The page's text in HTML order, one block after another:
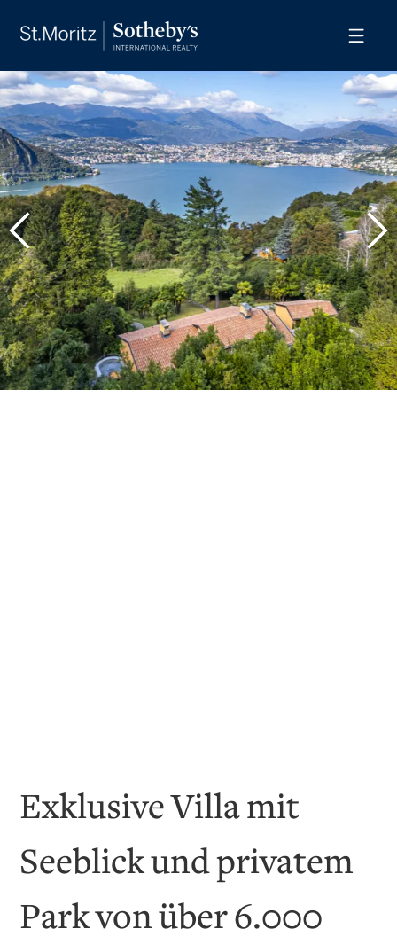
Exklusive Villa mit
Seeblick und privatem
Park von über 6.000